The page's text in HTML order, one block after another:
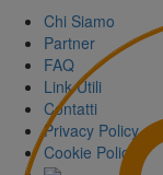
Chi Siamo
Partner
FAQ
Link Utili
Contatti
Privacy Policy
Cookie Policy